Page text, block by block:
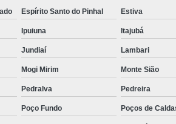
Espírito Santo do Pinhal Estiva
Ipuiuna Itajubá
Jundiaí Lambari
Mogi Mirim Monte Sião
Pedralva Pedreira
Poço Fundo Poços de